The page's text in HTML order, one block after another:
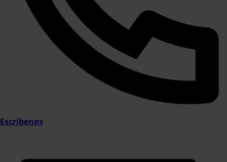
Escríbenos